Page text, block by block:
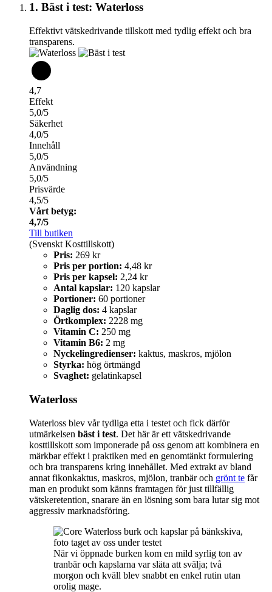
1. Bäst i test: Waterloss
Effektivt vätskedrivande tillskott med tydlig effekt och bra
transparens.
4,7
Effekt
5,0/5
Säkerhet
4,0/5
Innehåll
5,0/5
Användning
5,0/5
Prisvärde
4,5/5
Vårt betyg:
4,7/5
Till butiken
(Svenskt Kosttillskott)
Pris: 269 kr
Pris per portion: 4,48 kr
Pris per kapsel: 2,24 kr
Antal kapslar: 120 kapslar
Portioner: 60 portioner
Daglig dos: 4 kapslar
Örtkomplex: 2228 mg
Vitamin C: 250 mg
Vitamin B6: 2 mg
Nyckelingredienser: kaktus, maskros, mjölon
Styrka: hög örtmängd
Svaghet: gelatinkapsel
Waterloss
Waterloss blev vår tydliga etta i testet och fick därför
utmärkelsen bäst i test. Det här är ett vätskedrivande
kosttillskott som imponerade på oss genom att kombinera en
märkbar effekt i praktiken med en genomtänkt formulering
och bra transparens kring innehållet. Med extrakt av bland
annat fikonkaktus, maskros, mjölon, tranbär och grönt te får
man en produkt som känns framtagen för just tillfällig
vätskeretention, snarare än en lösning som bara lutar sig mot
aggressiv marknadsföring.
När vi öppnade burken kom en mild syrlig ton av
tranbär och kapslarna var släta att svälja; två
morgon och kväll blev snabbt en enkel rutin utan
orolig mage.